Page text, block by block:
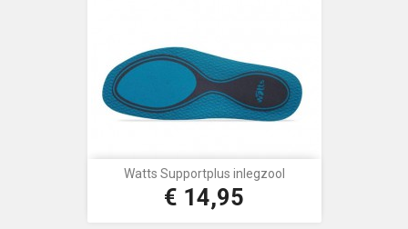
Watts Supportplus inlegzool
Prijs
€ 14,95